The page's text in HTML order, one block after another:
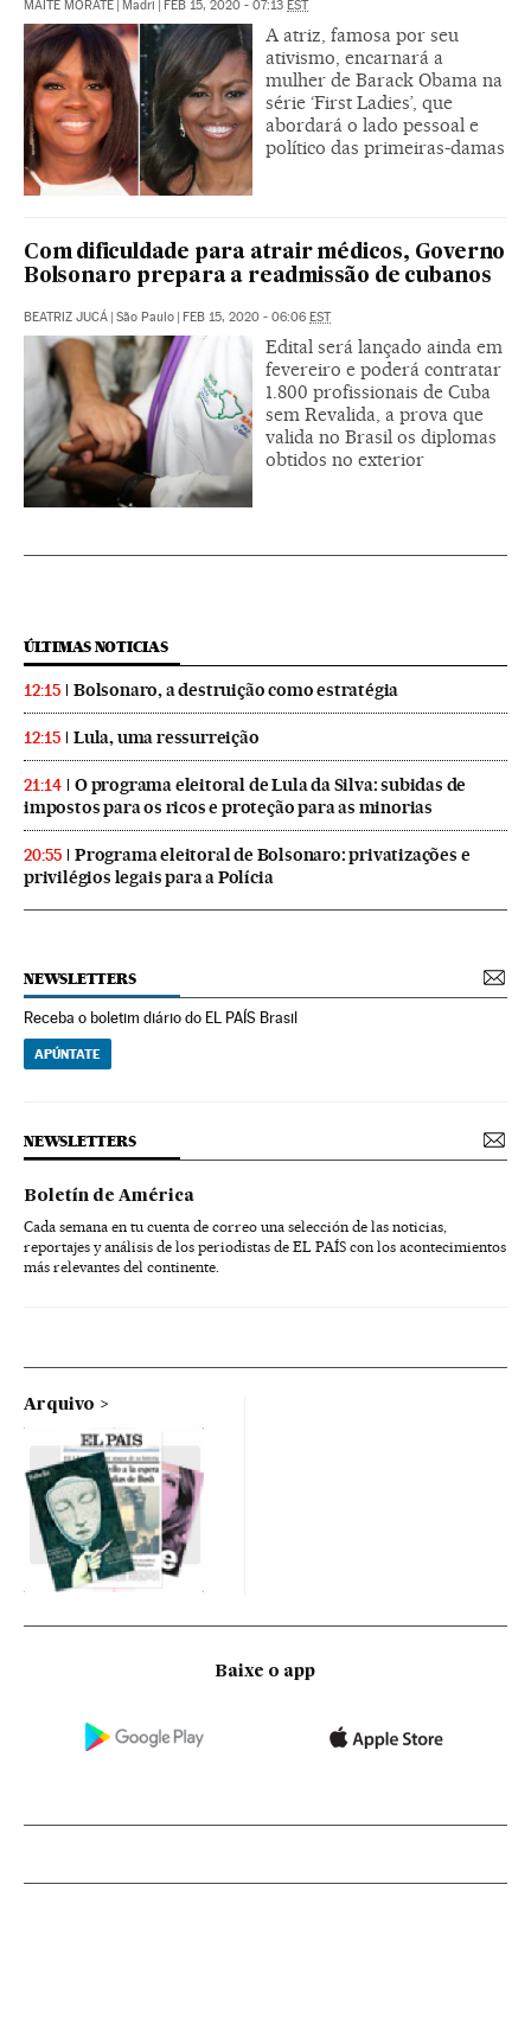
MAITE MORATE | Madri | FEB 15, 2020 - 07:13 EST
A atriz, famosa por seu
ativismo, encarnará a
mulher de Barack Obama na
série ‘First Ladies’, que
abordará o lado pessoal e
político das primeiras-damas
Com dificuldade para atrair médicos, Governo
Bolsonaro prepara a readmissão de cubanos
BEATRIZ JUCÁ | São Paulo | FEB 15, 2020 - 06:06 EST
Edital será lançado ainda em
fevereiro e poderá contratar
1.800 profissionais de Cuba
sem Revalida, a prova que
valida no Brasil os diplomas
obtidos no exterior
ÚLTIMAS NOTICIAS
12:15 Bolsonaro, a destruição como estratégia
12:15 Lula, uma ressurreição
21:14
O programa eleitoral de Lula da Silva: subidas de
impostos para os ricos e proteção para as minorias
20:55
Programa eleitoral de Bolsonaro: privatizações e
privilégios legais para a Polícia
NEWSLETTERS
Receba o boletim diário do EL PAÍS Brasil
APÚNTATE
NEWSLETTERS
Boletín de América
Cada semana en tu cuenta de correo una selección de las noticias,
reportajes y análisis de los periodistas de EL PAÍS con los acontecimientos
más relevantes del continente.
Arquivo
Baixe o app